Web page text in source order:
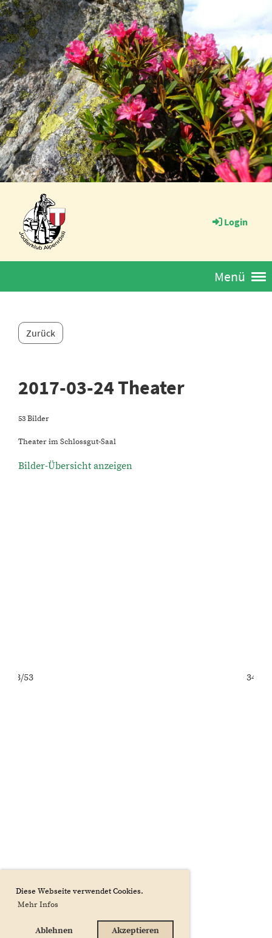
Diese Webseite verwendet Cookies.
Mehr Infos
Ablehnen Akzeptieren
Login
Menü
Zurück
2017-03-24 Theater
53 Bilder
Theater im Schlossgut-Saal
Bilder-Übersicht anzeigen